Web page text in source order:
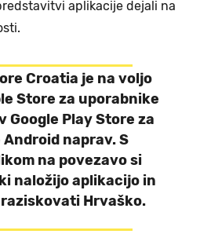
aplikacije dejali na
Croatia je na voljo
Store za uporabnike
Google Play Store za
naprav. S
na povezavo si
naložijo aplikacijo in
Hrvaško.